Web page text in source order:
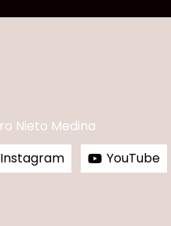
Instagram YouTube